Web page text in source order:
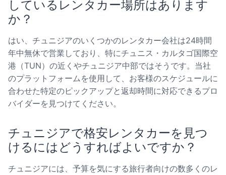
しているレンタカー場所はあります
か？
はい、チュニジアのいくつかのレンタカー会社は24時間
年中無休で営業しており、特にチュニス・カルタゴ国際空
港（TUN）の近くやチュニジア中部ではそうです。当社
のプラットフォームを使用して、お客様のスケジュールに
合わせた特定のピックアップと返却時間に対応できるプロ
バイダーを見つけてください。
チュニジアで格安レンタカーを見つ
けるにはどうすればよいですか？
チュニジアには、予算を気にする旅行者向けの数多くのレ